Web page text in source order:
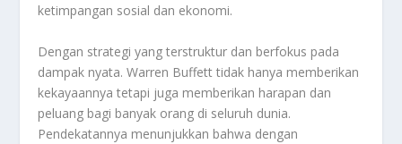
ketimpangan sosial dan ekonomi.
Dengan strategi yang terstruktur dan berfokus pada
dampak nyata. Warren Buffett tidak hanya memberikan
kekayaannya tetapi juga memberikan harapan dan
peluang bagi banyak orang di seluruh dunia.
Pendekatannya menunjukkan bahwa dengan